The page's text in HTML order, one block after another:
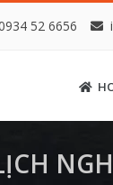
52 6656